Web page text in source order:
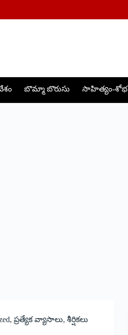
బొమ్మా బొరుసు సాహిత్యం-శోభ
,ప్రత్యేక వ్యాసాలు,శీర్షికలు